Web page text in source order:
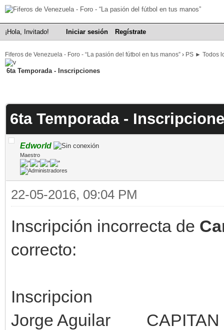
¡Hola, Invitado! Iniciar sesión Regístrate
Fiferos de Venezuela - Foro - “La pasión del fútbol en tus manos” › PS ► Todos
6ta Temporada - Inscripciones
6ta Temporada -
Edworld
Maestro
22-05-2016, 09:04 PM
Inscripción incorrecta de
correcto:
Inscripcion
Jorge Aguilar CAPITAN